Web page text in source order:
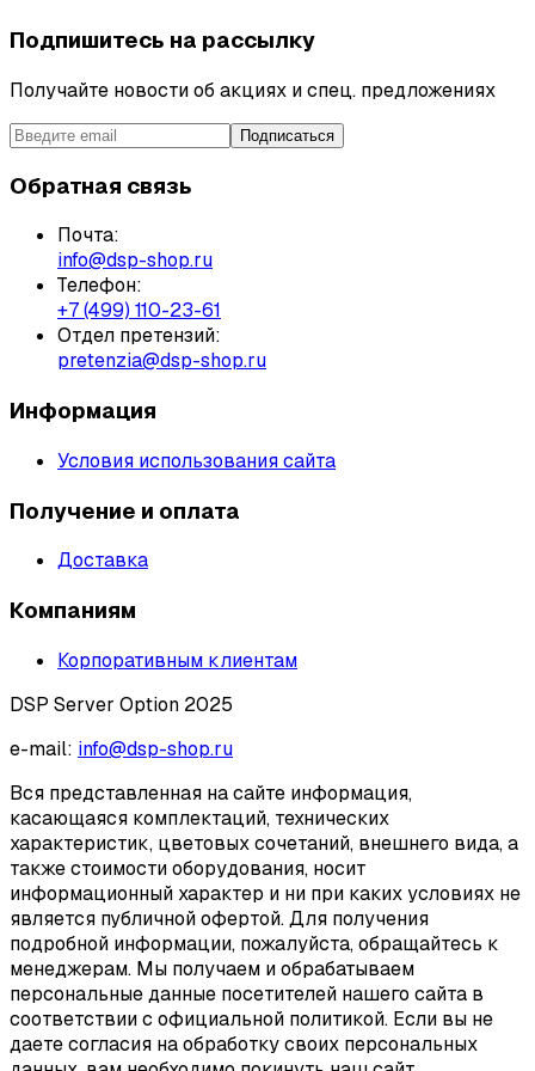
Подпишитесь на рассылку
Получайте новости об акциях и спец. предложениях
Подписаться
Обратная связь
Почта:
info@dsp-shop.ru
Телефон:
+7 (499) 110-23-61
Отдел претензий:
pretenzia@dsp-shop.ru
Информация
Условия использования сайта
Получение и оплата
Доставка
Компаниям
Корпоративным клиентам
DSP Server Option 2025
e-mail: info@dsp-shop.ru
Вся представленная на сайте информация,
касающаяся комплектаций, технических
характеристик, цветовых сочетаний, внешнего вида, а
также стоимости оборудования, носит
информационный характер и ни при каких условиях не
является публичной офертой. Для получения
подробной информации, пожалуйста, обращайтесь к
менеджерам. Мы получаем и обрабатываем
персональные данные посетителей нашего сайта в
соответствии с официальной политикой. Если вы не
даете согласия на обработку своих персональных